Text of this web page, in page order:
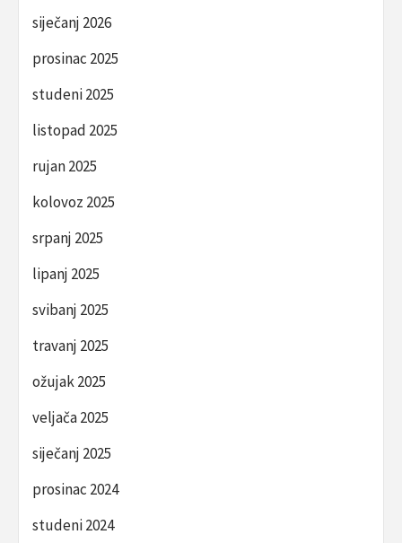
siječanj 2026
prosinac 2025
studeni 2025
listopad 2025
rujan 2025
kolovoz 2025
srpanj 2025
lipanj 2025
svibanj 2025
travanj 2025
ožujak 2025
veljača 2025
siječanj 2025
prosinac 2024
studeni 2024